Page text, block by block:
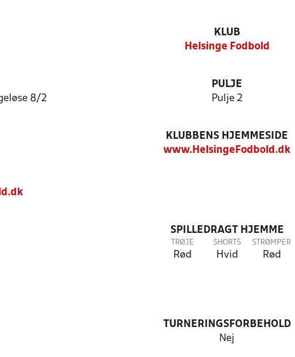
KLUB
Helsinge Fodbold
8/2
PULJE
Pulje 2
KLUBBENS HJEMMESIDE
www.HelsingeFodbold.dk
SPILLEDRAGT HJEMME
TRØJE
Rød
SHORTS
Hvid
STRØMPER
Rød
TURNERINGSFORBEHOLD
Nej